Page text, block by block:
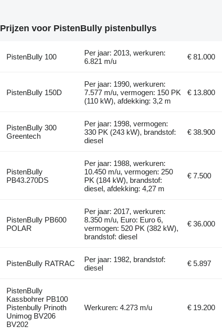
Prijzen voor PistenBully pistenbullys
PistenBully 100
Per jaar: 2013, werkuren:
6.821 m/u
€ 81.000
PistenBully 150D
Per jaar: 1990, werkuren:
7.577 m/u, vermogen: 150 PK
(110 kW), afdekking: 3,2 m
€ 13.800
PistenBully 300
Greentech
Per jaar: 1998, vermogen:
330 PK (243 kW), brandstof:
diesel
€ 38.900
PistenBully
PB43.270DS
Per jaar: 1988, werkuren:
10.450 m/u, vermogen: 250
PK (184 kW), brandstof:
diesel, afdekking: 4,27 m
€ 7.500
PistenBully PB600
POLAR
Per jaar: 2017, werkuren:
8.350 m/u, Euro: Euro 6,
vermogen: 520 PK (382 kW),
brandstof: diesel
€ 36.000
PistenBully RATRAC
Per jaar: 1982, brandstof:
diesel
€ 5.897
PistenBully
Kassbohrer PB100
Pistenbully Prinoth
Unimog BV206
BV202
Werkuren: 4.273 m/u € 19.200